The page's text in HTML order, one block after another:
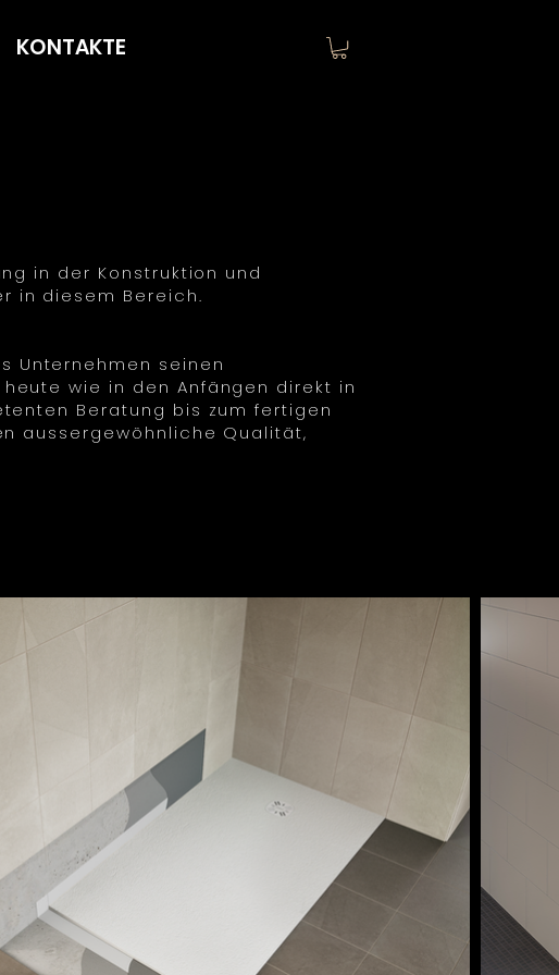
KONTAKTE
in der Konstruktion und
in diesem Bereich.
Unternehmen seinen
wie in den Anfängen direkt in
Beratung bis zum fertigen
aussergewöhnliche Qualität,